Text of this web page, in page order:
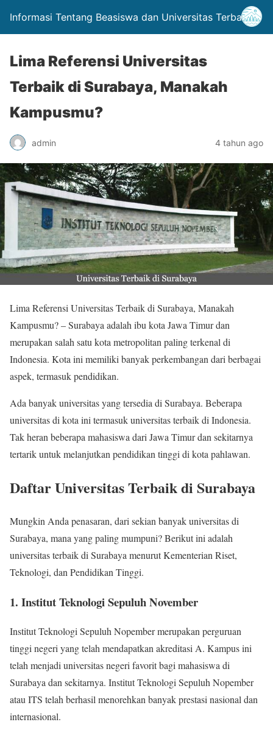
Informasi Tentang Beasiswa dan Universitas Terbaik
Lima Referensi Universitas
Terbaik di Surabaya, Manakah
Kampusmu?
admin 4 tahun ago
Lima Referensi Universitas Terbaik di Surabaya, Manakah
Kampusmu? – Surabaya adalah ibu kota Jawa Timur dan
merupakan salah satu kota metropolitan paling terkenal di
Indonesia. Kota ini memiliki banyak perkembangan dari berbagai
aspek, termasuk pendidikan.
Ada banyak universitas yang tersedia di Surabaya. Beberapa
universitas di kota ini termasuk universitas terbaik di Indonesia.
Tak heran beberapa mahasiswa dari Jawa Timur dan sekitarnya
tertarik untuk melanjutkan pendidikan tinggi di kota pahlawan.
Daftar Universitas Terbaik di Surabaya
Mungkin Anda penasaran, dari sekian banyak universitas di
Surabaya, mana yang paling mumpuni? Berikut ini adalah
universitas terbaik di Surabaya menurut Kementerian Riset,
Teknologi, dan Pendidikan Tinggi.
1. Institut Teknologi Sepuluh November
Institut Teknologi Sepuluh Nopember merupakan perguruan
tinggi negeri yang telah mendapatkan akreditasi A. Kampus ini
telah menjadi universitas negeri favorit bagi mahasiswa di
Surabaya dan sekitarnya. Institut Teknologi Sepuluh Nopember
atau ITS telah berhasil menorehkan banyak prestasi nasional dan
internasional.